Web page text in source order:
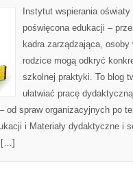
Instytut wspierania
poświęcona edukacji –
kadra zarządzająca,
rodzice mogą odkryć
szkolnej praktyki. To blog
ułatwiać pracę
od spraw organizacyjnych po
i Materiały dydaktyczne i
[…]